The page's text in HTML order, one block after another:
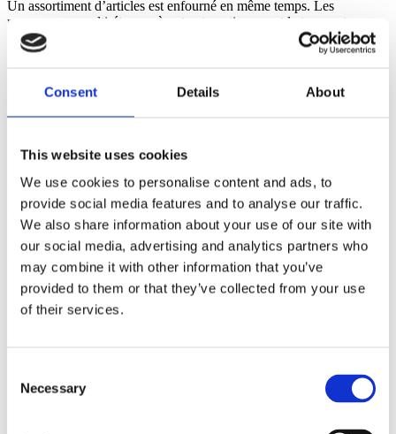
Consent Details About
This website uses cookies
We use cookies to personalise content and ads, to
provide social media features and to analyse our traffic.
We also share information about your use of our site with
our social media, advertising and analytics partners who
may combine it with other information that you’ve
provided to them or that they’ve collected from your use
of their services.
Selection
Necessary
Un assortiment d’articles est enfourné en même temps. Les
programmes multi-étapes gèrent automatiquement le temps et
l’humidité pour garantir une texture optimale, même après stockage​.
Flexible use, one oven or two
En dehors des heures de pointe, un seul four suffit. La fonction
MenuPlanner s’occupe de l’escalade automatique des recettes et du
préchauffage, vous offrant souplesse et économies. Lors de pics
d’activité, les deux fours peuvent fonctionner simultanément pour
maximiser la productivité​.
En savoir plus MenuPlanner Snacking